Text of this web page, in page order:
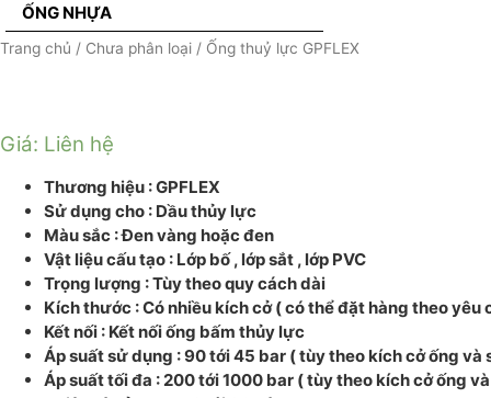
ỐNG NHỰA
Trang chủ / Chưa phân loại / Ống thuỷ lực GPFLEX
Giá: Liên hệ
Thương hiệu : GPFLEX
Sử dụng cho : Dầu thủy lực
Màu sắc : Đen vàng hoặc đen
Vật liệu cấu tạo : Lớp bố , lớp sắt , lớp PVC
Trọng lượng : Tùy theo quy cách dài
Kích thước : Có nhiều kích cở ( có thể đặt hàng theo yêu
Kết nối : Kết nối ống bấm thủy lực
Áp suất sử dụng : 90 tới 45 bar ( tùy theo kích cở ống và
Áp suất tối đa : 200 tới 1000 bar ( tùy theo kích cở ống